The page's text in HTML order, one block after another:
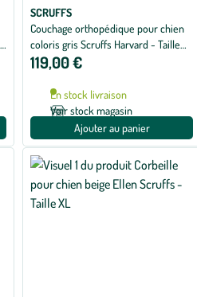
SCRUFFS
Couchage orthopédique pour chien
coloris gris Scruffs Harvard - Taille
XXL 110 x 82 x 22 cm
119,00 €
En stock livraison
Voir stock magasin
Ajouter au panier